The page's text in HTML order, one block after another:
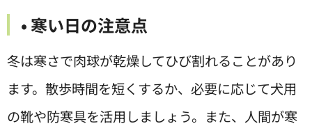
• 寒い日の注意点
冬は寒さで肉球が乾燥してひび割れることがあり
ます。散歩時間を短くするか、必要に応じて犬用
の靴や防寒具を活用しましょう。また、人間が寒